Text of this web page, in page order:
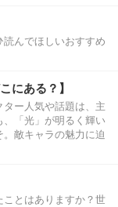
んでほしいおすすめ
にある？】
ー人気や話題は、主
、「光」が明るく輝い
敵キャラの魅力に迫
ことはありますか？世